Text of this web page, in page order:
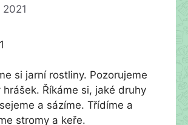
si jarní rostliny. Pozorujeme
hrášek. Říkáme si, jaké druhy
a sázíme. Třídíme a
stromy a keře.